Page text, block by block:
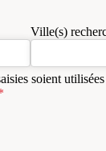
Ville(s)
soient